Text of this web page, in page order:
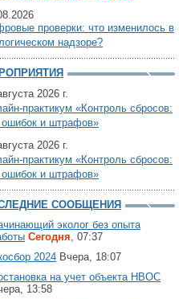
проверки: что изменилось в
надзоре?
2026 г.
практикум «Контроль сбросов:
ошибок и штрафов»
2026 г.
практикум «Контроль сбросов:
ошибок и штрафов»
СООБЩЕНИЯ
эколог без опыта
Сегодня, 07:37
2024 Вчера, 18:07
на учет объекта НВОС
13:58